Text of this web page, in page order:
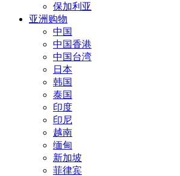
保加利亚
亚洲购物
中国
中国香港
中国台湾
日本
韩国
泰国
印度
印尼
越南
缅甸
新加坡
菲律宾